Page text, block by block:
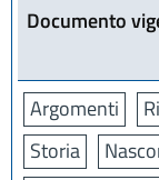
Documento
Argomenti
Storia